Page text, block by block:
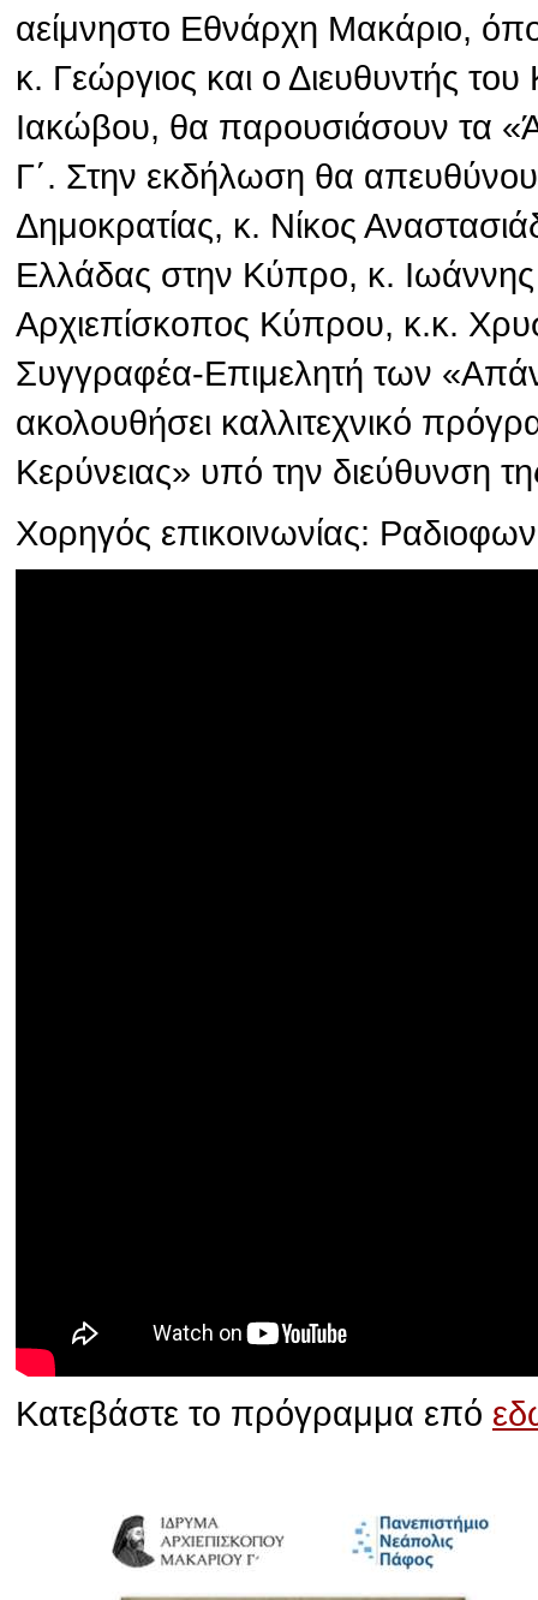
αείμνηστο Εθνάρχη Μακάριο,
κ. Γεώργιος και ο Διευθυντής
Ιακώβου, θα παρουσιάσουν τα
Γ΄. Στην εκδήλωση θα
Δημοκρατίας, κ. Νίκος
Ελλάδας στην Κύπρο, κ.
Αρχιεπίσκοπος Κύπρου, κ.κ.
Συγγραφέα-Επιμελητή των
ακολουθήσει καλλιτεχνικό
Κερύνειας» υπό την διεύθυνση
Χορηγός επικοινωνίας:
Κατεβάστε το πρόγραμμα επό